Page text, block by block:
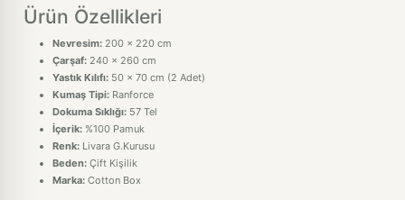
Ürün Özellikleri
Nevresim: 200 x 220 cm
Çarşaf: 240 x 260 cm
Yastık Kılıfı: 50 x 70 cm (2 Adet)
Kumaş Tipi: Ranforce
Dokuma Sıklığı: 57 Tel
İçerik: %100 Pamuk
Renk: Livara G.Kurusu
Beden: Çift Kişilik
Marka: Cotton Box